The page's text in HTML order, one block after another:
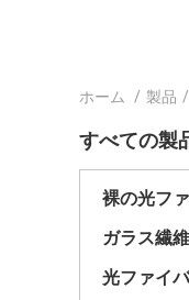
ホーム / 製品 /
すべての製
裸の光フ
ガラス繊
光ファイ